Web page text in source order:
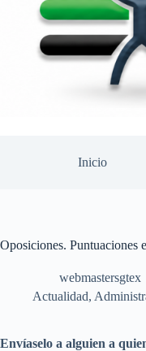
Inicio
Oposiciones. Puntuaciones
webmastersgtex
Actualidad,
Envíaselo a alguien a